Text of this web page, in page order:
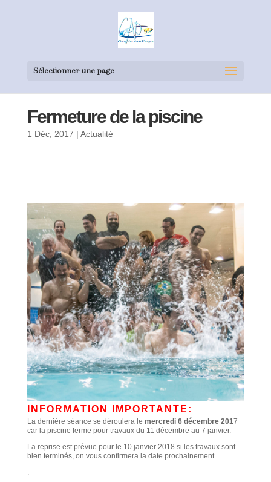
Sélectionner une page
Fermeture de la piscine
1 Déc, 2017 | Actualité
INFORMATION IMPORTANTE:
La dernière séance se déroulera le mercredi 6 décembre 2017
car la piscine ferme pour travaux du 11 décembre au 7 janvier.
La reprise est prévue pour le 10 janvier 2018 si les travaux sont
bien terminés, on vous confirmera la date prochainement.
.